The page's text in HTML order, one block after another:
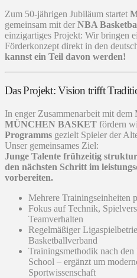
Zum 50-jährigen Jubiläum startet
gemeinsam mit der NBA
einzigartiges Projekt: Wir bringen
Förderkonzept direkt in den
kannst ein Teil davon werden!
Das Projekt: Vision trifft
In enger Zusammenarbeit mit
MÜNCHEN BASKET fördern
Programms gezielt Spieler der
Unser gemeinsames Ziel:
Junge Talente frühzeitig
den nächsten Schritt im
vorbereiten.
Mehrere Trainingseinheiten
Fokus auf Technik,
Teamverhalten
Regelmäßiger
Basketballverband
Trainingsmethodik nach
School – ergänzt um
Sportwissenschaft